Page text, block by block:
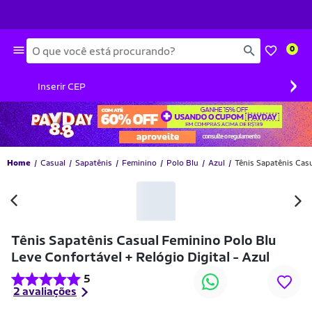
Busca 0
Inserir CEP ›
Home Casual Sapatênis Feminino Polo Blu Azul Tênis Sapatênis
Tênis Sapatênis Casual Feminino Polo Blu
Leve Confortável + Relógio Digital - Azul
5
2 avaliações
-35% OFF